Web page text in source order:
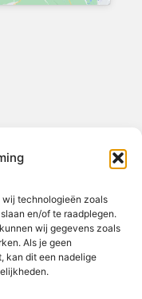
wij technologieën zoals
en/of te raadplegen.
wij gegevens zoals
Als je geen
kan dit een nadelige